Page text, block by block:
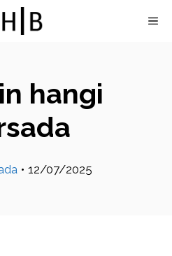
hangi
• 12/07/2025